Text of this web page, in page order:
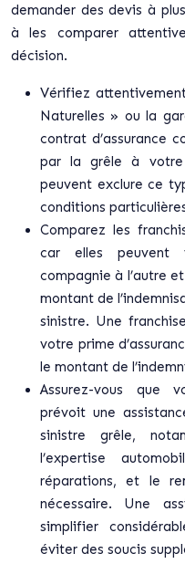
demander des devis à
à les comparer
décision.
Vérifiez
Naturelles » ou la
contrat d’assurance
par la grêle à votre
peuvent exclure ce
conditions
Comparez les
car elles peuvent
compagnie à l’autre
montant de
sinistre. Une
votre prime
le montant de
Assurez-vous que
prévoit une
sinistre grêle,
l’expertise
réparations, et le
nécessaire. Une
simplifier
éviter des soucis